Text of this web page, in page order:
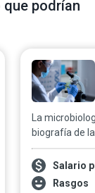
podrían
La
biografía de
microbiólogos
imposible.
entender
Salario
Rasgos